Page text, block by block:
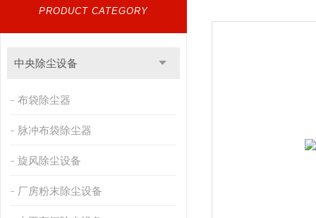
PRODUCT CATEGORY
中央除尘设备
布袋除尘器
脉冲布袋除尘器
旋风除尘设备
厂房粉末除尘设备